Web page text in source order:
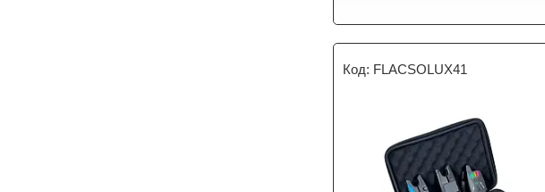
FLACSOLUX41